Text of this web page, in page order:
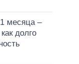
месяца –
долго